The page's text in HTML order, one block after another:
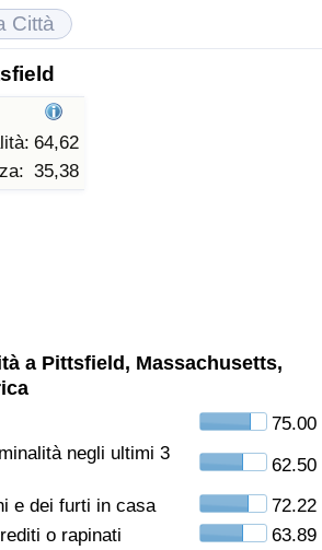
64,62
35,38
a Pittsfield, Massachusetts,
75.00
negli ultimi 3
62.50
e dei furti in casa
72.22
o rapinati
63.89
Vita (corrente)
Vita
Vita per Nazione
Case (Corrente)
Case
Case per Nazione
della Vita
della Vita (Corrente)
vita per Paese
Criminalità (Corrente)
per paese